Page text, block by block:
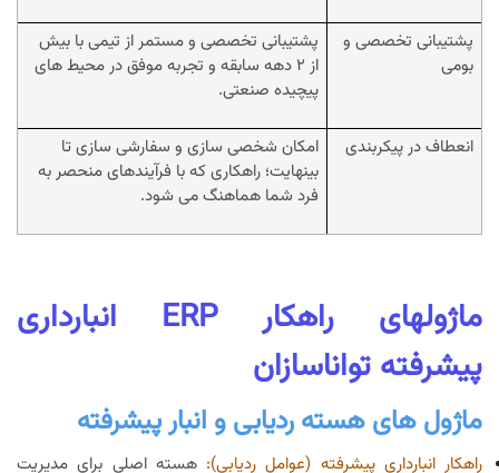
پشتیبانی تخصصی و
بومی
پشتیبانی تخصصی و مستمر از تیمی با بیش
از 2 دهه سابقه و تجربه موفق در محیط های
پیچیده صنعتی.
انعطاف در پیکربندی
امکان شخصی سازی و سفارشی سازی تا
بینهایت؛ راهکاری که با فرآیندهای منحصر به
فرد شما هماهنگ می شود.
ماژولهای راهکار ERP انبارداری
پیشرفته تواناسازان
ماژول های هسته ردیابی و انبار پیشرفته
راهکار انبارداری پیشرفته (عوامل ردیابی):هسته اصلی برای مدیریت